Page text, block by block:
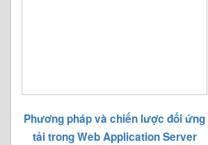
Phương pháp và chiến lược đối ứng
tải trong Web Application Server